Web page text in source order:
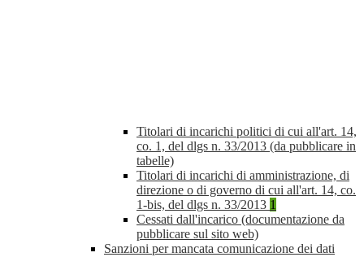
Titolari di incarichi politici di cui all'art. 14,
co. 1, del dlgs n. 33/2013 (da pubblicare in
tabelle)
Titolari di incarichi di amministrazione, di
direzione o di governo di cui all'art. 14, co.
1-bis, del dlgs n. 33/2013 1
Cessati dall'incarico (documentazione da
pubblicare sul sito web)
Sanzioni per mancata comunicazione dei dati